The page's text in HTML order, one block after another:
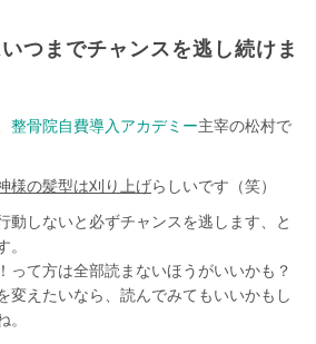
つまでチャンスを逃し続けま
整骨院自費導入アカデミー主宰の松村で
様の髪型は刈り上げらしいです（笑）
動しないと必ずチャンスを逃します、と
。
って方は全部読まないほうがいいかも？
変えたいなら、読んでみてもいいかもし
。